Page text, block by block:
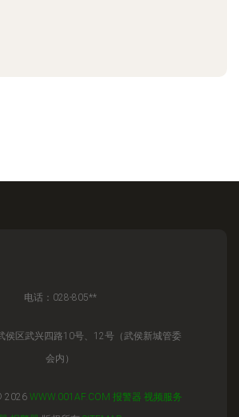
电话：028-805**
侯区武兴四路10号、12号（武侯新城管委
会内）
2026 WWW.001AF.COM 报警器 视频服务